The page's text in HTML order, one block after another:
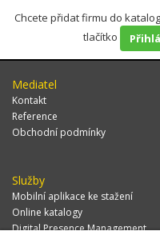
Chcete přidat firmu do
tlačítko
Mediatel
Kontakt
Reference
Obchodní podmínky
Služby
Mobilní aplikace ke stažení
Online katalogy
Digital Presence Management